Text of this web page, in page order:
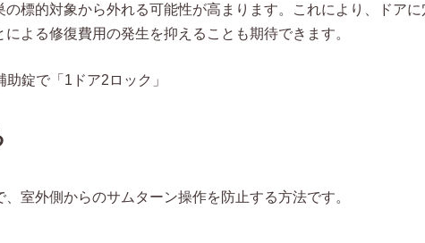
標的対象から外れる可能性が高まります。これにより、ドアに
よる修復費用の発生を抑えることも期待できます。
助錠で「1ドア2ロック」
室外側からのサムターン操作を防止する方法です。